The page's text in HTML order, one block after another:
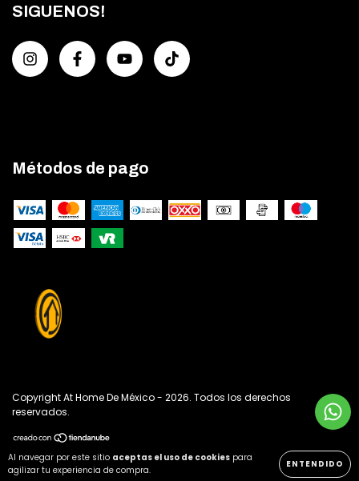
Al navegar por este sitio aceptas el uso de cookies para
agilizar tu experiencia de compra.
ENTENDIDO
SIGUENOS!
Métodos de pago
Copyright At Home De México - 2026. Todos los derechos
reservados.